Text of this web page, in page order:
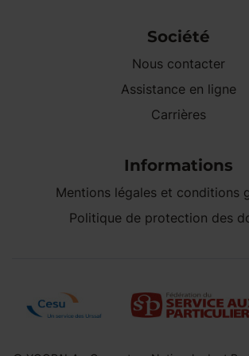
Société
Nous contacter
Assistance en ligne
Carrières
Informations
Mentions légales et conditions
Politique de protection des